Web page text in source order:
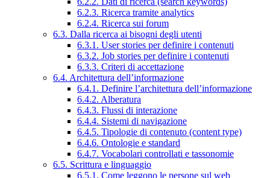
6.2.3. Ricerca tramite analytics
6.2.4. Ricerca sui forum
6.3. Dalla ricerca ai bisogni degli utenti
6.3.1. User stories per definire i contenuti
6.3.2. Job stories per definire i contenuti
6.3.3. Criteri di accettazione
6.4. Architettura dell’informazione
6.4.1. Definire l’architettura dell’informazione
6.4.2. Alberatura
6.4.3. Flussi di interazione
6.4.4. Sistemi di navigazione
6.4.5. Tipologie di contenuto (content type)
6.4.6. Ontologie e standard
6.4.7. Vocabolari controllati e tassonomie
6.5. Scrittura e linguaggio
6.5.1. Come leggono le persone sul web